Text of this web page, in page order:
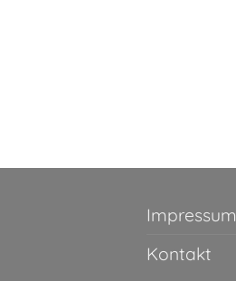
Impressum
Kontakt